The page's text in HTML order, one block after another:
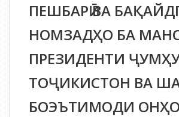
ПЕШБАРӢ ВА
НОМЗАДҲО БА
ПРЕЗИДЕНТИ
ТОҶИКИСТОН ВА
БОЭЪТИМОДИ ОНҲО